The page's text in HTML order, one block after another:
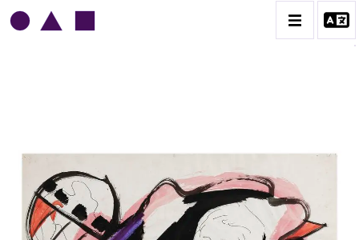
BIOGRAPHIE
CATALOGUE DES OEUVRES